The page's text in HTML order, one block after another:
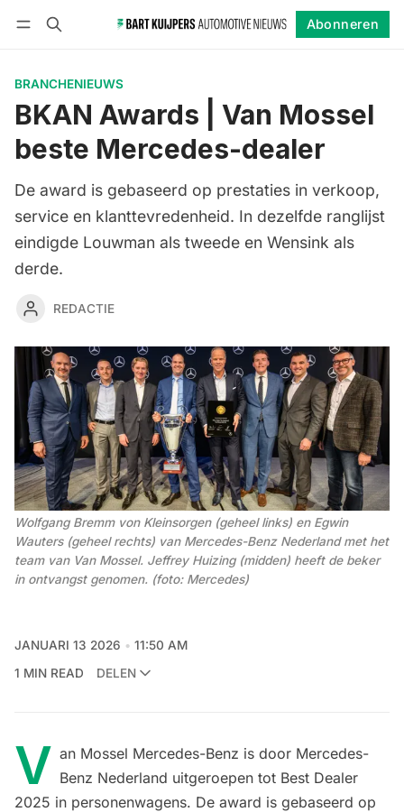
Abonneren
BRANCHENIEUWS
BKAN Awards | Van Mossel
beste Mercedes-dealer
De award is gebaseerd op prestaties in verkoop,
service en klanttevredenheid. In dezelfde ranglijst
eindigde Louwman als tweede en Wensink als
derde.
REDACTIE
Wolfgang Bremm von Kleinsorgen (geheel links) en Egwin
Wauters (geheel rechts) van Mercedes-Benz Nederland met het
team van Van Mossel. Jeffrey Huizing (midden) heeft de beker
in ontvangst genomen. (foto: Mercedes)
JANUARI 13 2026
11:50 AM
1 MIN READ
DELEN
V an Mossel Mercedes-Benz is door Mercedes-
Benz Nederland uitgeroepen tot Best Dealer
2025 in personenwagens. De award is gebaseerd op